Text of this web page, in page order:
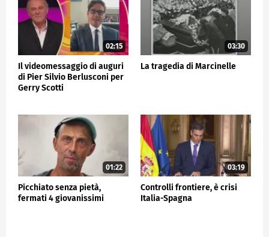
02:15
Il videomessaggio di auguri
di Pier Silvio Berlusconi per
Gerry Scotti
03:30
La tragedia di Marcinelle
01:22
Picchiato senza pietà,
fermati 4 giovanissimi
03:19
Controlli frontiere, è crisi
Italia-Spagna